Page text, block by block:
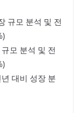
규모 분석 및 전
모 분석 및 전
대비 성장 분